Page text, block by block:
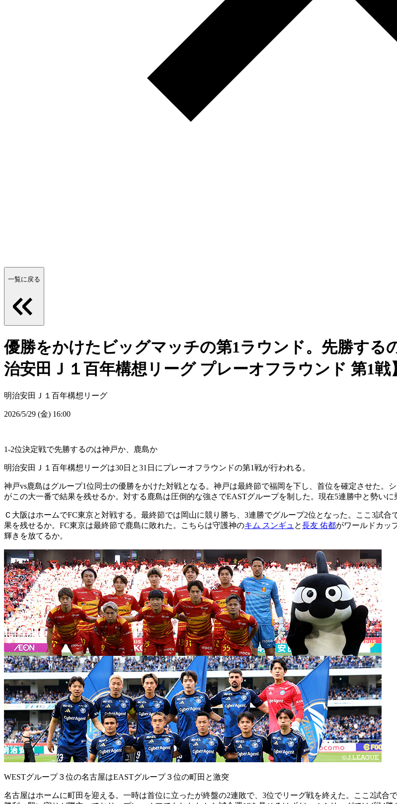
一覧に戻る
優勝をかけたビッグマッチの第1ラウンド。先勝する
治安田Ｊ１百年構想リーグ プレーオフラウンド 第1戦】
明治安田Ｊ１百年構想リーグ
2026/5/29 (金) 16:00
1-2位決定戦で先勝するのは神戸か、鹿島か
明治安田Ｊ１百年構想リーグは30日と31日にプレーオフラウンドの第1戦が行われる。
神戸vs鹿島はグループ1位同士の優勝をかけた対戦となる。神戸は最終節で福岡を下し、首位を確定させた。
がこの大一番で結果を残せるか。対する鹿島は圧倒的な強さでEASTグループを制した。現在5連勝中と勢いに
Ｃ大阪はホームでFC東京と対戦する。最終節では岡山に競り勝ち、3連勝でグループ2位となった。ここ3試合
果を残せるか。FC東京は最終節で鹿島に敗れた。こちらは守護神のキム スンギュ と長友 佑都がワールドカッ
輝きを放てるか。
WESTグループ３位の名古屋はEASTグループ３位の町田と激突
名古屋はホームに町田を迎える。一時は首位に立ったが終盤の2連敗で、3位でリーグ戦を終えた。ここ2試合